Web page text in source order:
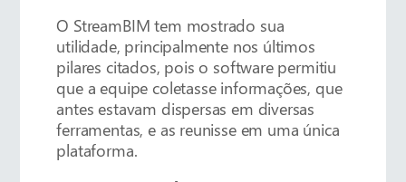
O StreamBIM tem mostrado sua
utilidade, principalmente nos últimos
pilares citados, pois o software permitiu
que a equipe coletasse informações, que
antes estavam dispersas em diversas
ferramentas, e as reunisse em uma única
plataforma.